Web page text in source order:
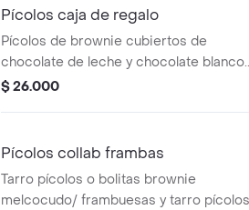
Pícolos caja de regalo
Pícolos de brownie cubiertos de
chocolate de leche y chocolate blanco.
(brownie melcochudo, red velvet, praliné
$ 26.000
Pícolos collab frambas
Tarro pícolos o bolitas brownie
melcocudo/ frambuesas y tarro pícolos o